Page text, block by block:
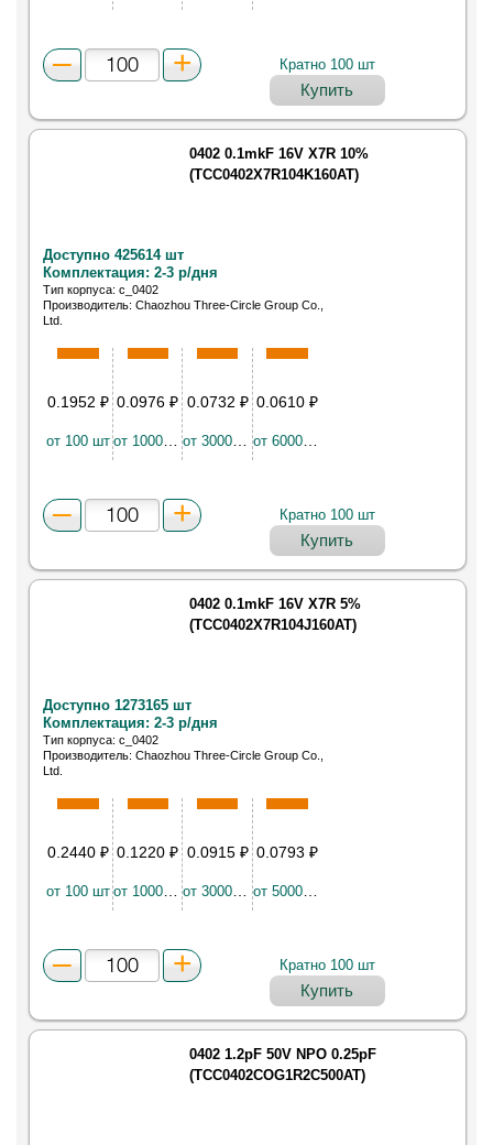
Кратно 100 шт
Купить
0402 0.1mkF 16V X7R 10%
(TCC0402X7R104K160AT)
Доступно 425614 шт
Комплектация: 2-3 р/дня
Тип корпуса: c_0402
Производитель: Chaozhou Three-Circle Group Co.,
Ltd.
0.1952 ₽
от 100 шт
0.0976₽
от 10000 шт
0.0732 ₽
от 30000 шт
0.0610 ₽
от 60000 шт
Кратно 100 шт
Купить
0402 0.1mkF 16V X7R 5%
(TCC0402X7R104J160AT)
Доступно 1273165 шт
Комплектация: 2-3 р/дня
Тип корпуса: c_0402
Производитель: Chaozhou Three-Circle Group Co.,
Ltd.
±5% 16В
0.2440 ₽
от 100 шт
0.1220₽
от 10000 шт
0.0915 ₽
от 30000 шт
0.0793 ₽
от 50000 шт
Кратно 100 шт
Купить
0402 1.2pF 50V NPO 0.25pF
(TCC0402COG1R2C500AT)